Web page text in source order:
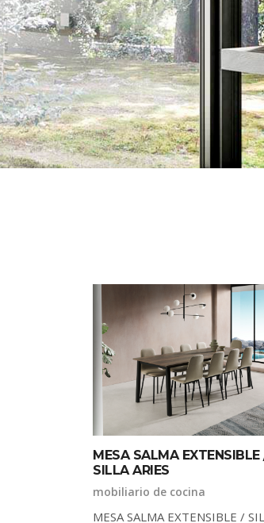
MESA SALMA EXTENSIBLE
SILLA ARIES
mobiliario de cocina
MESA SALMA EXTENSIBLE /